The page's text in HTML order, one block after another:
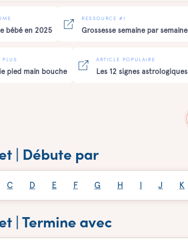
bébé en 2025
RESSOURCE #1
Grossesse semaine par semaine
PLUS
pied main bouche
ARTICLE POPULAIRE
Les 12 signes astrologiques
| Débute par
C D E F G H I J K
| Termine avec